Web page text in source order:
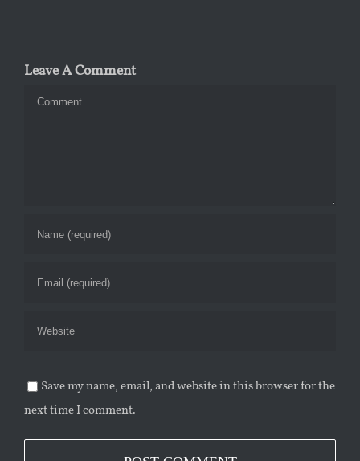
Leave A Comment
Comment
Save my name, email, and website in this browser for the
next time I comment.